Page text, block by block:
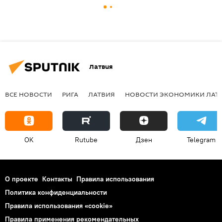
Латвия
ВСЕ НОВОСТИ РИГА ЛАТВИЯ НОВОСТИ ЭКОНОМИКИ
OK Rutube Дзен Telegram
О проекте Контакты Правила использования
Политика конфиденциальности
Правила использования «cookie»
Правила применения рекомендательных